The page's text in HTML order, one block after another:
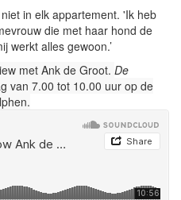
in elk appartement. 'Ik heb
die met haar hond de
werkt alles gewoon.’
met Ank de Groot. De
van 7.00 tot 10.00 uur op de